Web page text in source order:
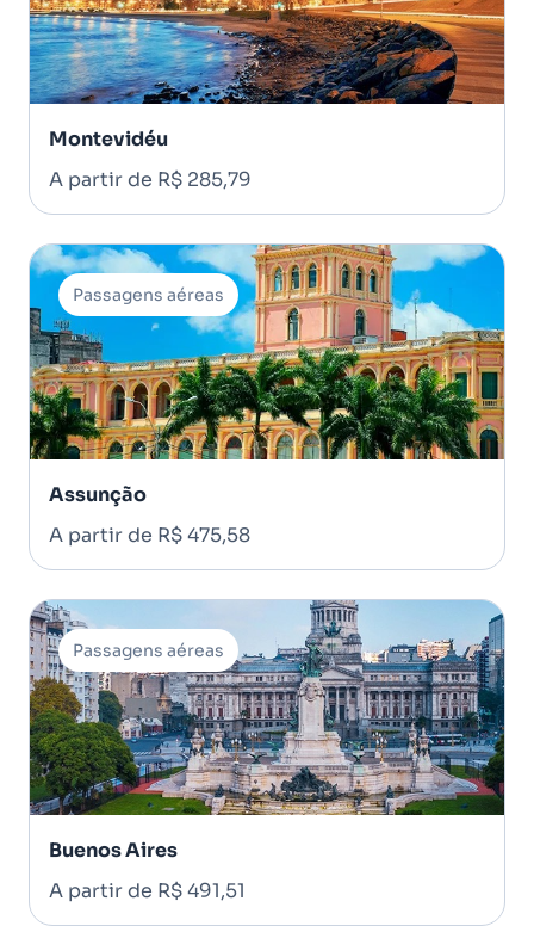
Montevidéu
A partir de R$ 285,79
Passagens aéreas
Assunção
A partir de R$ 475,58
Passagens aéreas
Buenos Aires
A partir de R$ 491,51